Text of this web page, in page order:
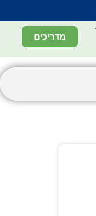
מדריכים